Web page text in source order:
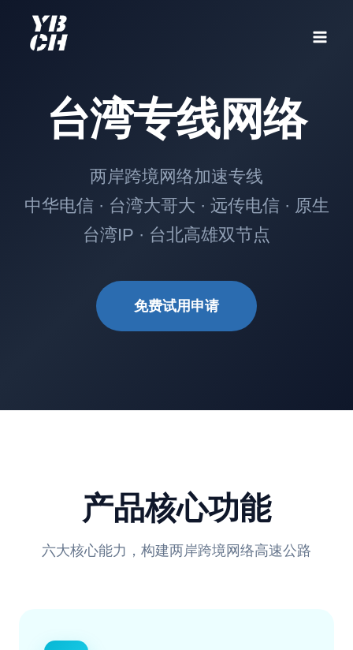
台湾专线网络
两岸跨境网络加速专线
中华电信 · 台湾大哥大 · 远传电信 · 原生
台湾IP · 台北高雄双节点
免费试用申请
产品核心功能
六大核心能力，构建两岸跨境网络高速公路